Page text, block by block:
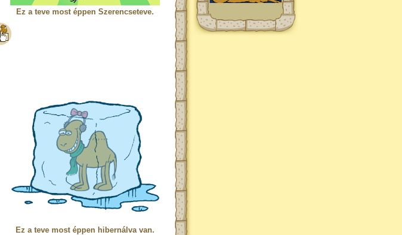
Ez a teve most éppen Szerencseteve.
Ez a teve most éppen hibernálva van.